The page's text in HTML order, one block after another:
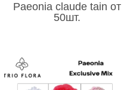
Paeonia claude tain от
50шт.